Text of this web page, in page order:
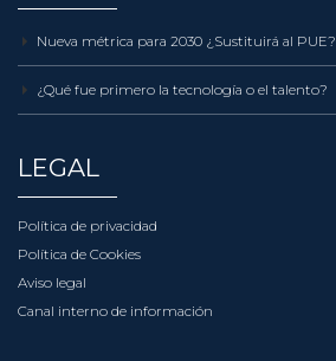
Nueva métrica para 2030 ¿Sustituirá al PUE?
¿Qué fue primero la tecnología o el talento?
LEGAL
Política de privacidad
Política de Cookies
Aviso legal
Canal interno de información